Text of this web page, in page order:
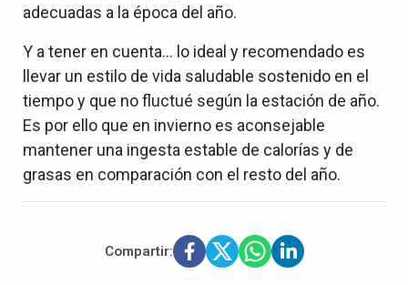
adecuadas a la época del año.
Y a tener en cuenta… lo ideal y recomendado es
llevar un estilo de vida saludable sostenido en el
tiempo y que no fluctué según la estación de año.
Es por ello que en invierno es aconsejable
mantener una ingesta estable de calorías y de
grasas en comparación con el resto del año.
Compartir: